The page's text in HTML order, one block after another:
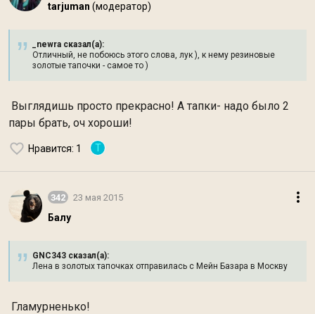
tarjuman (модератор)
_newra сказал(а):
Отличный, не побоюсь этого слова, лук ), к нему резиновые
золотые тапочки - самое то )
Выглядишь просто прекрасно! А тапки- надо было 2
пары брать, оч хороши!
Нравится: 1 T
342 23 мая 2015
Балу
GNC343 сказал(а):
Лена в золотых тапочках отправилась с Мейн Базара в Москву
Гламурненько!